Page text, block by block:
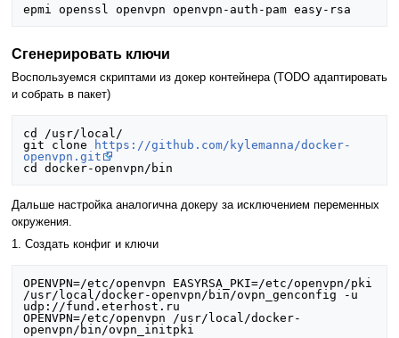
Сгенерировать ключи
Воспользуемся скриптами из докер контейнера (TODO адаптировать
и собрать в пакет)
cd /usr/local/
git clone
https://github.com/kylemanna/docker-
openvpn.git
Дальше настройка аналогична докеру за исключением переменных
окружения.
1. Создать конфиг и ключи
OPENVPN=/etc/openvpn EASYRSA_PKI=/etc/openvpn/pki
/usr/local/docker-openvpn/bin/ovpn_genconfig -u
udp://fund.eterhost.ru
OPENVPN=/etc/openvpn /usr/local/docker-